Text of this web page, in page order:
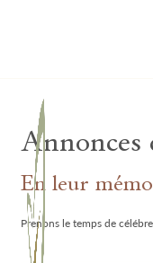
Annonces
En leur
Prenons le temps de